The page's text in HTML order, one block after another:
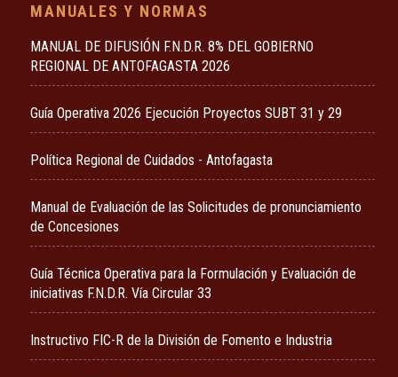
MANUALES Y NORMAS
MANUAL DE DIFUSIÓN F.N.D.R. 8% DEL GOBIERNO
REGIONAL DE ANTOFAGASTA 2026
Guía Operativa 2026 Ejecución Proyectos SUBT 31 y 29
Política Regional de Cuidados - Antofagasta
Manual de Evaluación de las Solicitudes de pronunciamiento
de Concesiones
Guía Técnica Operativa para la Formulación y Evaluación de
iniciativas F.N.D.R. Vía Circular 33
Instructivo FIC-R de la División de Fomento e Industria